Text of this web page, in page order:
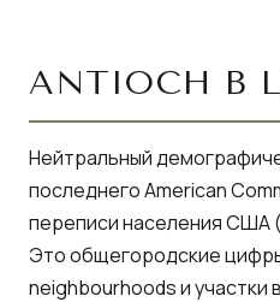
ANTIOCH В
Нейтральный
последнего American
переписи населения США
Это общегородские
neighbourhoods и участки